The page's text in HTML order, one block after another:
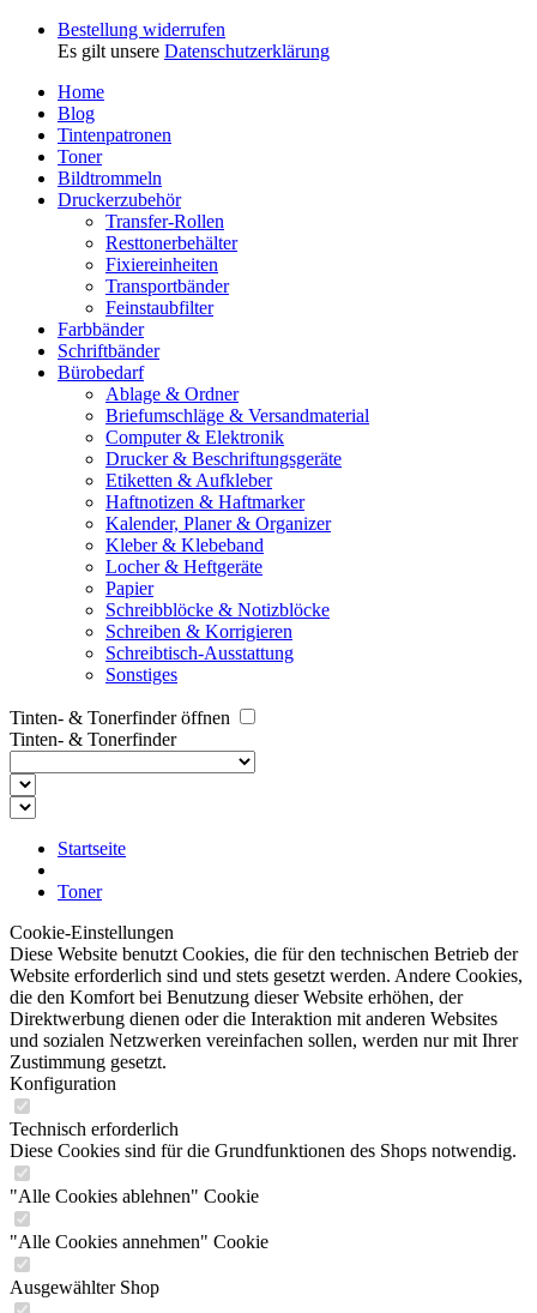
Bestellung widerrufen
Es gilt unsere Datenschutzerklärung
Home
Blog
Tintenpatronen
Toner
Bildtrommeln
Druckerzubehör
Transfer-Rollen
Resttonerbehälter
Fixiereinheiten
Transportbänder
Feinstaubfilter
Farbbänder
Schriftbänder
Bürobedarf
Ablage & Ordner
Briefumschläge & Versandmaterial
Computer & Elektronik
Drucker & Beschriftungsgeräte
Etiketten & Aufkleber
Haftnotizen & Haftmarker
Kalender, Planer & Organizer
Kleber & Klebeband
Locher & Heftgeräte
Papier
Schreibblöcke & Notizblöcke
Schreiben & Korrigieren
Schreibtisch-Ausstattung
Sonstiges
Tinten- & Tonerfinder öffnen
Tinten- & Tonerfinder
Startseite
Toner
Cookie-Einstellungen
Diese Website benutzt Cookies, die für den technischen Betrieb der
Website erforderlich sind und stets gesetzt werden. Andere Cookies,
die den Komfort bei Benutzung dieser Website erhöhen, der
Direktwerbung dienen oder die Interaktion mit anderen Websites
und sozialen Netzwerken vereinfachen sollen, werden nur mit Ihrer
Zustimmung gesetzt.
Konfiguration
Technisch erforderlich
Diese Cookies sind für die Grundfunktionen des Shops notwendig.
"Alle Cookies ablehnen" Cookie
"Alle Cookies annehmen" Cookie
Ausgewählter Shop